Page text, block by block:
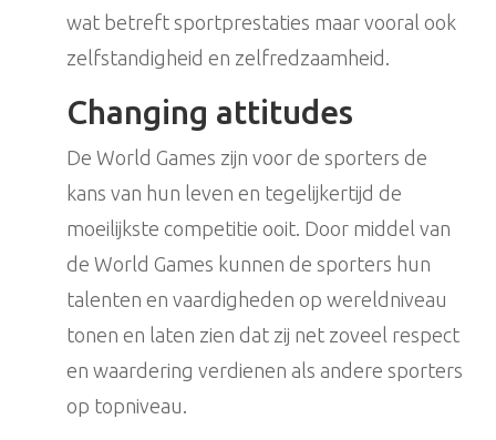
wat betreft sportprestaties maar vooral ook
zelfstandigheid en zelfredzaamheid.
Changing attitudes
De World Games zijn voor de sporters de
kans van hun leven en tegelijkertijd de
moeilijkste competitie ooit. Door middel van
de World Games kunnen de sporters hun
talenten en vaardigheden op wereldniveau
tonen en laten zien dat zij net zoveel respect
en waardering verdienen als andere sporters
op topniveau.